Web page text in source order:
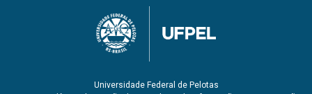
Universidade Federal de Pelotas